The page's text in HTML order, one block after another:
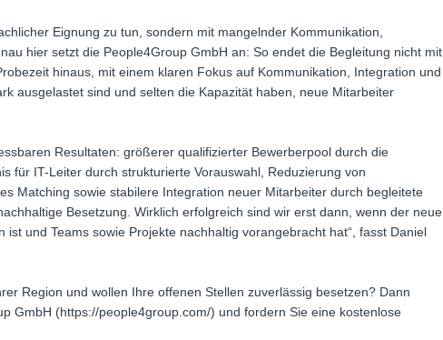
Eignung zu tun, sondern mit mangelnder Kommunikation,
hier setzt die People4Group GmbH an: So endet die Begleitung nicht mit
hinaus, mit einem klaren Fokus auf Kommunikation, Integration und
ausgelastet sind und selten die Kapazität haben, neue Mitarbeiter
Resultaten: größerer qualifizierter Bewerberpool durch die
für IT-Leiter durch strukturierte Vorauswahl, Reduzierung von
Matching sowie stabilere Integration neuer Mitarbeiter durch begleitete
Besetzung. Wirklich erfolgreich sind wir erst dann, wenn der neue
und Teams sowie Projekte nachhaltig vorangebracht hat“, fasst Daniel
Region und wollen Ihre offenen Stellen zuverlässig besetzen? Dann
GmbH (https://people4group.com/) und fordern Sie eine kostenlose